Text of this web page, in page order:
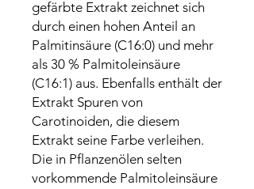
gefärbte Extrakt zeichnet sich
durch einen hohen Anteil an
Palmitinsäure (C16:0) und mehr
als 30 % Palmitoleinsäure
(C16:1) aus. Ebenfalls enthält der
Extrakt Spuren von
Carotinoiden, die diesem
Extrakt seine Farbe verleihen.
Die in Pflanzenölen selten
vorkommende Palmitoleinsäure